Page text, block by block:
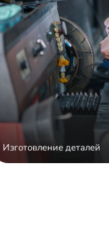
Изготовление деталей